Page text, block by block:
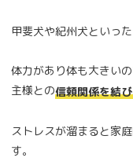
甲斐犬や紀州犬といっ
体力があり体も大きい
主様との信頼関係を結
ストレスが溜まると家
す。